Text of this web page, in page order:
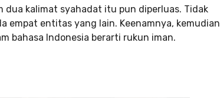
kalimat syahadat itu pun diperluas. Tidak
empat entitas yang lain. Keenamnya, kemudian
bahasa Indonesia berarti rukun iman.